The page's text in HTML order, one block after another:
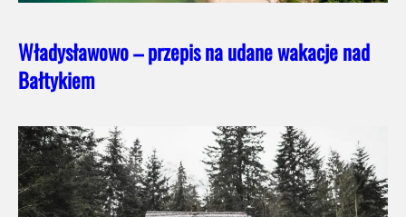
Władysławowo – przepis na udane wakacje nad
Bałtykiem